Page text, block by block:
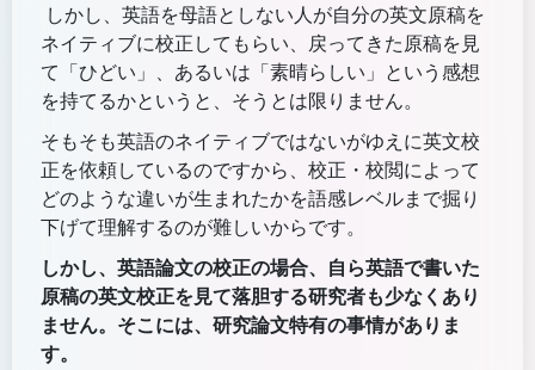
しかし、英語を母語としない人が自分の英文原稿を
ネイティブに校正してもらい、戻ってきた原稿を見
て「ひどい」、あるいは「素晴らしい」という感想
を持てるかというと、そうとは限りません。
そもそも英語のネイティブではないがゆえに英文校
正を依頼しているのですから、校正・校閲によって
どのような違いが生まれたかを語感レベルまで掘り
下げて理解するのが難しいからです。
しかし、英語論文の校正の場合、自ら英語で書いた
原稿の英文校正を見て落胆する研究者も少なくあり
ません。そこには、研究論文特有の事情がありま
す。